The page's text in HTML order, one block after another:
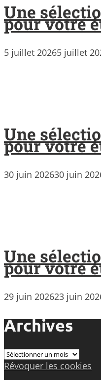
Une
pour votre
5 juillet 20265 juillet
Une
pour votre
30 juin 202630 juin
Une
pour votre
29 juin 202623 juin
Archives
Archives
Révoquer les cookies